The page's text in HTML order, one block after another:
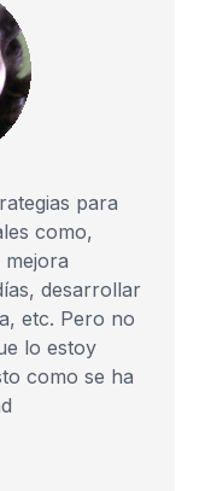
para
como,
mejora
desarrollar
etc. Pero no
lo estoy
como se ha